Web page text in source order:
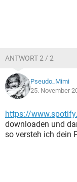
ANTWORT 2 / 2
Pseudo_Mimi
25. November
https://
downloaden und
so versteh ich dein